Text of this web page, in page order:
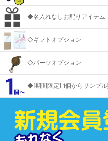
◆名入れなしお配りアイテム
◇ギフトオプション
◇パーツオプション
◆[期間限定] 1個からサンプル